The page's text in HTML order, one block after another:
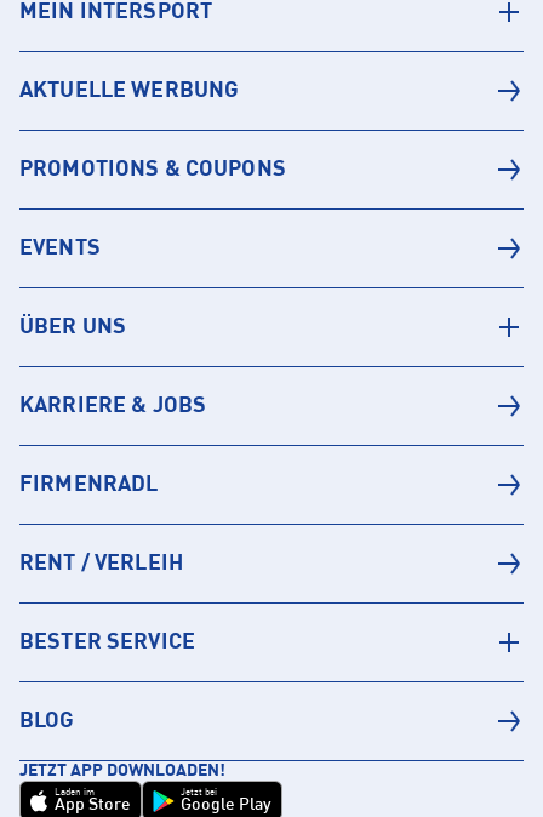
MEIN INTERSPORT
AKTUELLE WERBUNG
PROMOTIONS & COUPONS
EVENTS
ÜBER UNS
KARRIERE & JOBS
FIRMENRADL
RENT / VERLEIH
BESTER SERVICE
BLOG
JETZT APP DOWNLOADEN!
Laden im
App Store
Jetzt bei
Google Play